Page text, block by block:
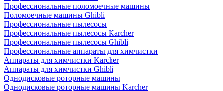
Профессиональные поломоечные машины
Поломоечные машины Ghibli
Профессиональные пылесосы
Профессиональные пылесосы Karcher
Профессиональные пылесосы Ghibli
Профессиональные аппараты для химчистки
Аппараты для химчистки Karcher
Аппараты для химчистки Ghibli
Однодисковые роторные машины
Однодисковые роторные машины Karcher